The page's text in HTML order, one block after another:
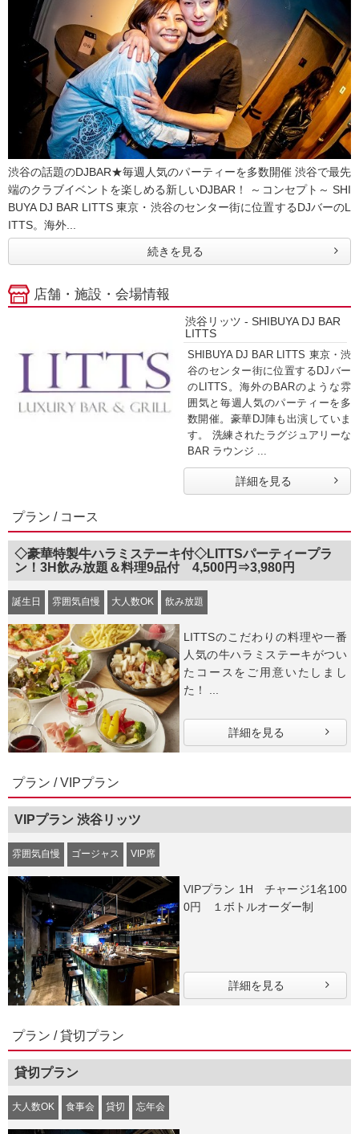
渋谷の話題のDJBAR★毎週人気のパーティーを多数開催 渋谷で最先
端のクラブイベントを楽しめる新しいDJBAR！ ～コンセプト～ SHI
BUYA DJ BAR LITTS 東京・渋谷のセンター街に位置するDJバーのL
ITTS。海外...
続きを見る
店舗・施設・会場情報
渋谷リッツ - SHIBUYA DJ BAR
LITTS
SHIBUYA DJ BAR LITTS 東京・渋
谷のセンター街に位置するDJバー
のLITTS。海外のBARのような雰
囲気と毎週人気のパーティーを多
数開催。豪華DJ陣も出演していま
す。 洗練されたラグジュアリーな
BAR ラウンジ ...
詳細を見る
プラン / コース
◇豪華特製牛ハラミステーキ付◇LITTSパーティープラ
ン！3H飲み放題＆料理9品付 4,500円⇒3,980円
誕生日 雰囲気自慢 大人数OK 飲み放題
LITTSのこだわりの料理や一番
人気の牛ハラミステーキがつい
たコースをご用意いたしまし
た！ ...
詳細を見る
プラン / VIPプラン
VIPプラン 渋谷リッツ
雰囲気自慢 ゴージャス VIP席
VIPプラン 1H チャージ1名100
0円 １ボトルオーダー制
詳細を見る
プラン / 貸切プラン
貸切プラン
大人数OK 食事会 貸切 忘年会